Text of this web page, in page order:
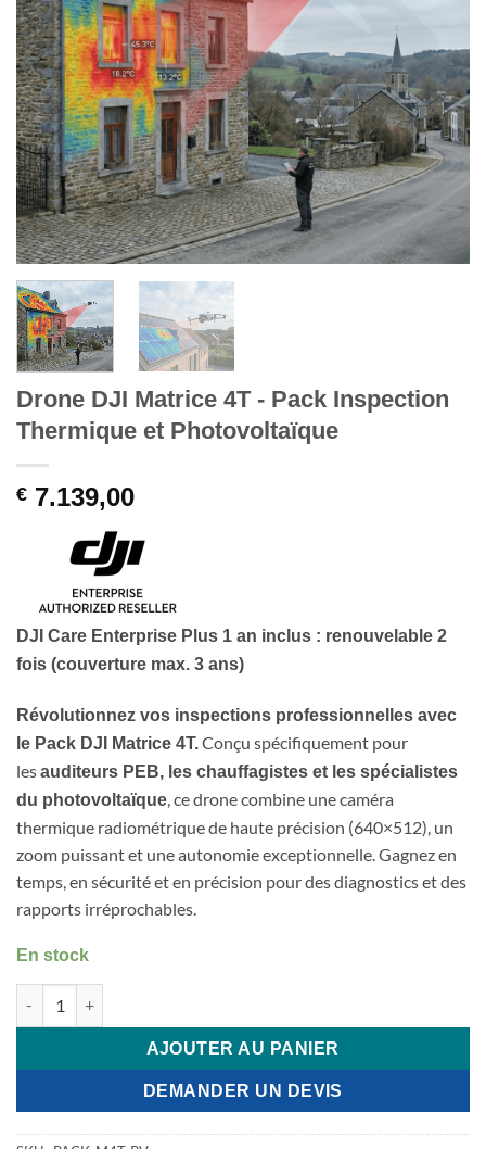
Drone DJI Matrice 4T - Pack Inspection
Thermique et Photovoltaïque
€ 7.139,00
DJI Care Enterprise Plus 1 an inclus : renouvelable 2
fois (couverture max. 3 ans)
Révolutionnez vos inspections professionnelles avec
le Pack DJI Matrice 4T.Conçu spécifiquement pour
lesauditeurs PEB, les chauffagistes et les spécialistes
du photovoltaïque , ce drone combine une caméra
thermique radiométrique de haute précision (640×512), un
zoom puissant et une autonomie exceptionnelle. Gagnez en
temps, en sécurité et en précision pour des diagnostics et des
rapports irréprochables.
En stock
AJOUTER AU PANIER
DEMANDER UN DEVIS